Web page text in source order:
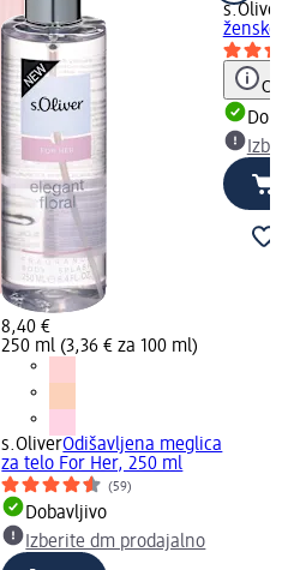
8,40 €
250 ml (3,36 € za 100 ml)
s.OliverOdišavljena meglica
za telo For Her, 250 ml
(59)
Dobavljivo
Izberite dm prodajalno
s.Oliver
ženske